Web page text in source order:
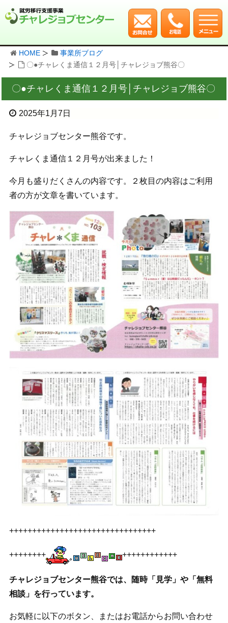
HOME
事業所ブログ
〇●チャレくま通信１２月号│チャレジョブ熊谷〇
〇●チャレくま通信１２月号│チャレジョブ熊谷〇
2025年1月7日
チャレジョブセンター熊谷です。
チャレくま通信１２月号が出来ました！
今月も盛りだくさんの内容です。２枚目の内容はご利用
者の方が文章を書いています。
++++++++++++++++++++++++++++++++
++++++++ ++++++++++++
チャレジョブセンター熊谷では、随時「見学」や「無料
相談」を行っています。
お気軽に以下のボタン、またはお電話からお問い合わせ